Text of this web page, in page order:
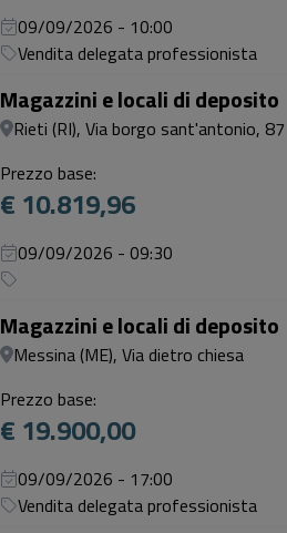
09/09/2026 - 10:00
Vendita delegata professionista
Magazzini e locali di deposito
Rieti (RI), Via borgo sant'antonio, 87
Prezzo base:
€ 10.819,96
09/09/2026 - 09:30
Magazzini e locali di deposito
Messina (ME), Via dietro chiesa
Prezzo base:
€ 19.900,00
09/09/2026 - 17:00
Vendita delegata professionista